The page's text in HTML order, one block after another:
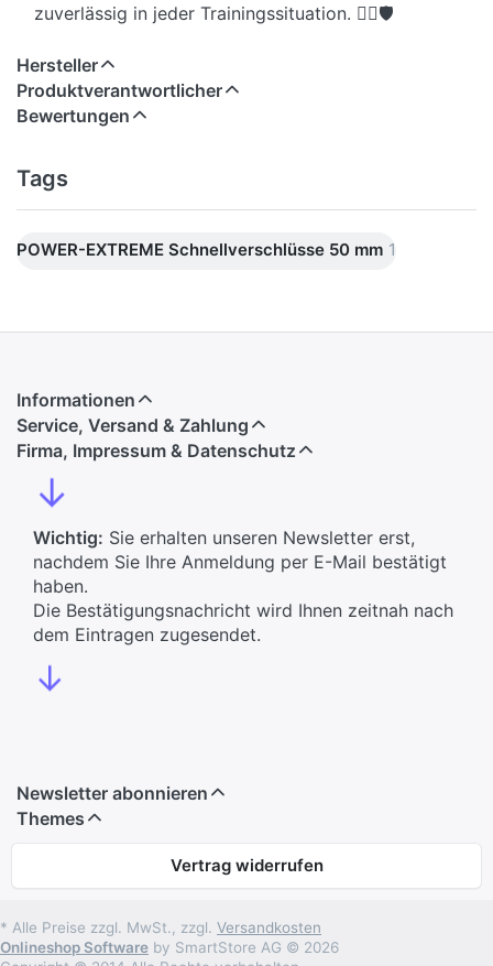
zuverlässig in jeder Trainingssituation. 🏋️‍♂️🛡️
Hersteller
Produktverantwortlicher
Bewertungen
Tags
POWER-EXTREME Schnellverschlüsse 50 mm 1
Informationen
Service, Versand & Zahlung
Firma, Impressum & Datenschutz
↓
Wichtig: Sie erhalten unseren Newsletter erst,
nachdem Sie Ihre Anmeldung per E-Mail bestätigt
haben.
Die Bestätigungsnachricht wird Ihnen zeitnah nach
dem Eintragen zugesendet.
↓
Newsletter abonnieren
Themes
Vertrag widerrufen
* Alle Preise zzgl. MwSt., zzgl. Versandkosten
Onlineshop Software by SmartStore AG © 2026